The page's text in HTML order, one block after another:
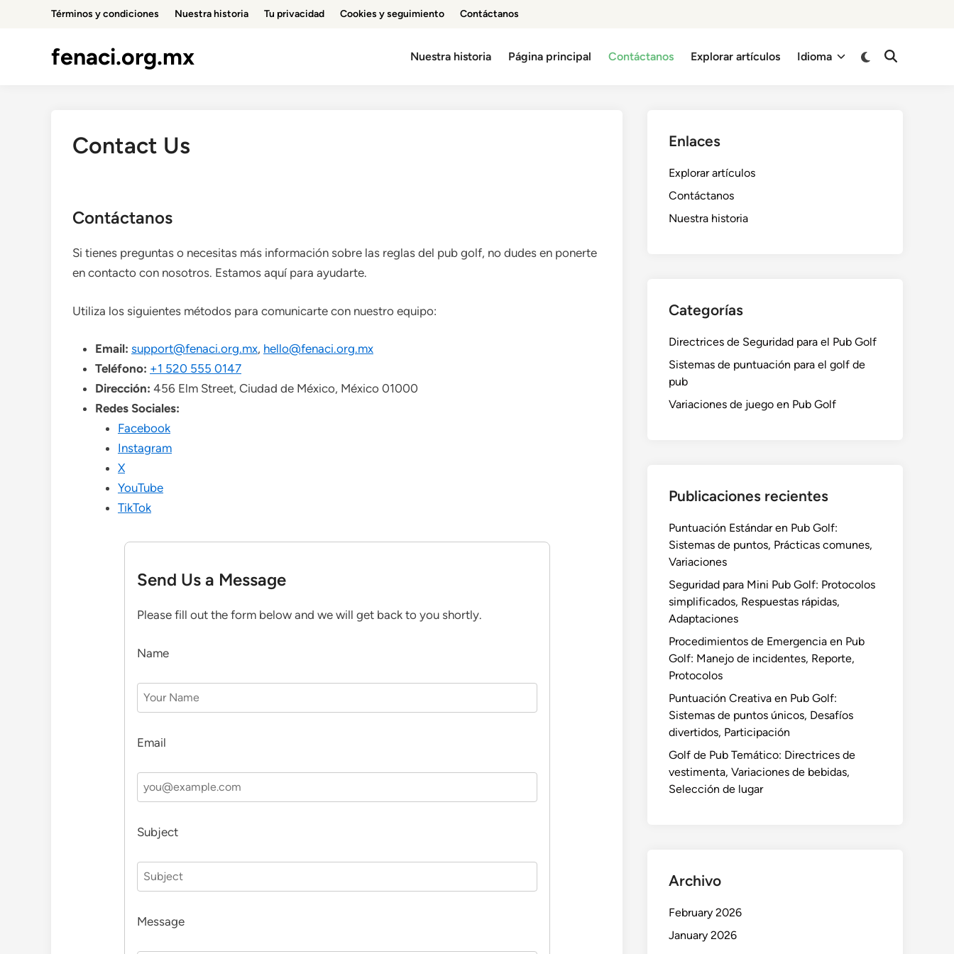
Términos y condiciones Nuestra historia Tu privacidad Cookies y seguimiento Contáctanos
fenaci.org.mx Nuestra historia Página principal Contáctanos Explorar artículos Idioma
Switch
Open
Contact Us
Contáctanos
Si tienes preguntas o necesitas más información sobre las reglas del pub golf, no dudes en ponerte
en contacto con nosotros. Estamos aquí para ayudarte.
Utiliza los siguientes métodos para comunicarte con nuestro equipo:
Email: support@fenaci.org.mx, hello@fenaci.org.mx
Teléfono: +1 520 555 0147
Dirección: 456 Elm Street, Ciudad de México, México 01000
Redes Sociales:
Facebook
Instagram
X
YouTube
TikTok
Send Us a Message
Please fill out the form below and we will get back to you shortly.
Name
Email
Subject
Message
Enlaces
Explorar artículos
Contáctanos
Nuestra historia
Categorías
Directrices de Seguridad para el Pub Golf
Sistemas de puntuación para el golf de
pub
Variaciones de juego en Pub Golf
Publicaciones recientes
Puntuación Estándar en Pub Golf:
Sistemas de puntos, Prácticas comunes,
Variaciones
Seguridad para Mini Pub Golf: Protocolos
simplificados, Respuestas rápidas,
Adaptaciones
Procedimientos de Emergencia en Pub
Golf: Manejo de incidentes, Reporte,
Protocolos
Puntuación Creativa en Pub Golf:
Sistemas de puntos únicos, Desafíos
divertidos, Participación
Golf de Pub Temático: Directrices de
vestimenta, Variaciones de bebidas,
Selección de lugar
Archivo
February 2026
January 2026